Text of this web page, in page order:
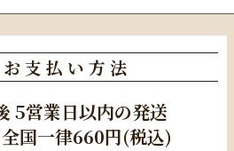
支払い方法
5営業日以内の発送
全国一律660円(税込)